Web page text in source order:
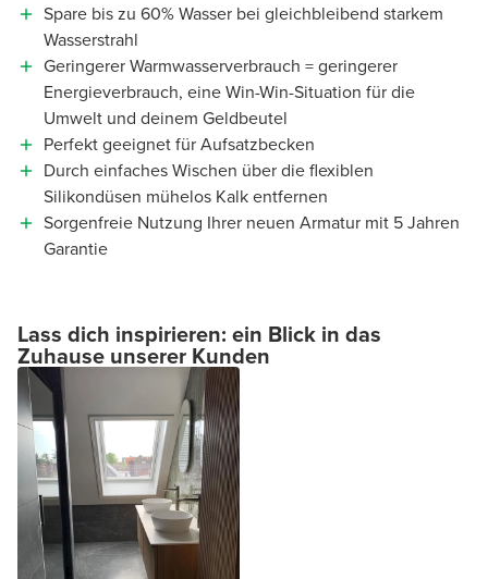
Spare bis zu 60% Wasser bei gleichbleibend starkem
Wasserstrahl
Geringerer Warmwasserverbrauch = geringerer
Energieverbrauch, eine Win-Win-Situation für die
Umwelt und deinem Geldbeutel
Perfekt geeignet für Aufsatzbecken
Durch einfaches Wischen über die flexiblen
Silikondüsen mühelos Kalk entfernen
Sorgenfreie Nutzung Ihrer neuen Armatur mit 5 Jahren
Garantie
Lass dich inspirieren: ein Blick in das
Zuhause unserer Kunden